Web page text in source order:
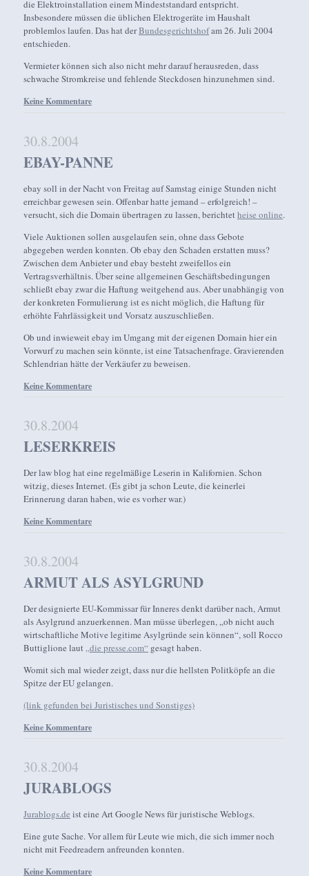
die Elektroinstallation einem Mindeststandard entspricht.
Insbesondere müssen die üblichen Elektrogeräte im Haushalt
problemlos laufen. Das hat derBundesgerichtshofam 26. Juli 2004
entschieden.
Vermieter können sich also nicht mehr darauf herausreden, dass
schwache Stromkreise und fehlende Steckdosen hinzunehmen sind.
Keine Kommentare
30.8.2004
EBAY-PANNE
ebay soll in der Nacht von Freitag auf Samstag einige Stunden nicht
erreichbar gewesen sein. Offenbar hatte jemand – erfolgreich! –
versucht, sich die Domain übertragen zu lassen, berichtetheise online.
Viele Auktionen sollen ausgelaufen sein, ohne dass Gebote
abgegeben werden konnten. Ob ebay den Schaden erstatten muss?
Zwischen dem Anbieter und ebay besteht zweifellos ein
Vertragsverhältnis. Über seine allgemeinen Geschäftsbedingungen
schließt ebay zwar die Haftung weitgehend aus. Aber unabhängig von
der konkreten Formulierung ist es nicht möglich, die Haftung für
erhöhte Fahrlässigkeit und Vorsatz auszuschließen.
Ob und inwieweit ebay im Umgang mit der eigenen Domain hier ein
Vorwurf zu machen sein könnte, ist eine Tatsachenfrage. Gravierenden
Schlendrian hätte der Verkäufer zu beweisen.
Keine Kommentare
30.8.2004
LESERKREIS
Der law blog hat eine regelmäßige Leserin in Kalifornien. Schon
witzig, dieses Internet. (Es gibt ja schon Leute, die keinerlei
Erinnerung daran haben, wie es vorher war.)
Keine Kommentare
30.8.2004
ARMUT ALS ASYLGRUND
Der designierte EU-Kommissar für Inneres denkt darüber nach, Armut
als Asylgrund anzuerkennen. Man müsse überlegen, „ob nicht auch
wirtschaftliche Motive legitime Asylgründe sein können“, soll Rocco
Buttiglione laut„die presse.com“ gesagt haben.
Womit sich mal wieder zeigt, dass nur die hellsten Politköpfe an die
Spitze der EU gelangen.
(link gefunden bei Juristisches und Sonstiges)
Keine Kommentare
30.8.2004
JURABLOGS
Jurablogs.de ist eine Art Google News für juristische Weblogs.
Eine gute Sache. Vor allem für Leute wie mich, die sich immer noch
nicht mit Feedreadern anfreunden konnten.
Keine Kommentare